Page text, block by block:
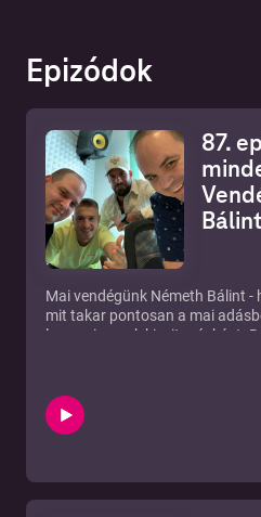
Epizódok
87.
Bálint
Mai vendégünk Németh Bálint -
mit takar pontosan a mai
lesz ez is, csak kicsit másként.